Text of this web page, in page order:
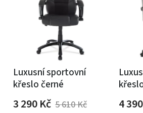
Luxusní sportovní
křeslo černé
3 290Kč 5 610Kč 4 390